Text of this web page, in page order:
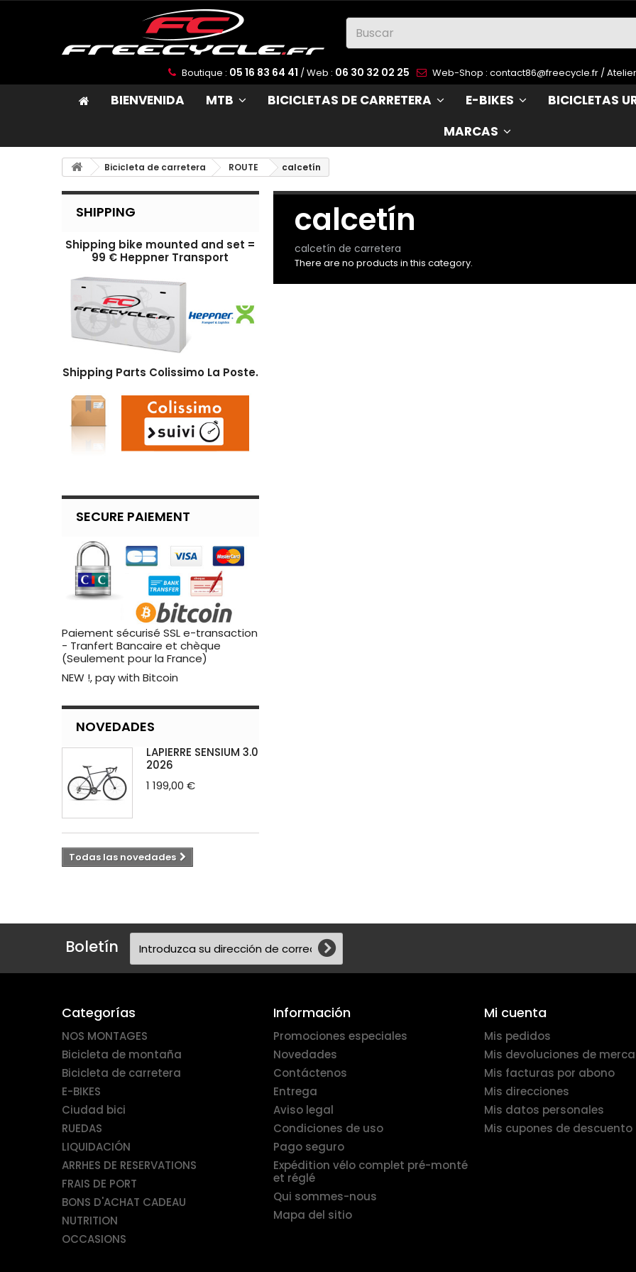
Boutique : 05 16 83 64 41 / Web : 06 30 32 02 25 Web-Shop : contact86@freecycle.fr /
BIENVENIDA MTB BICICLETAS DE CARRETERA E-BIKES BICICLETAS
MARCAS
Bicicleta de carretera ROUTE calcetín
SHIPPING
Shipping bike mounted and set =
99 € Heppner Transport
Shipping Parts Colissimo La Poste.
SECURE PAIEMENT
Paiement sécurisé SSL e-transaction
- Tranfert Bancaire et chèque
(Seulement pour la France)
NEW !, pay with Bitcoin
NOVEDADES
LAPIERRE SENSIUM 3.0
2026
1 199,00 €
Todas las novedades
calcetín
calcetín de carretera
There are no products in this category.
Boletín
Categorías
NOS MONTAGES
Bicicleta de montaña
Bicicleta de carretera
E-BIKES
Ciudad bici
RUEDAS
LIQUIDACIÓN
ARRHES DE RESERVATIONS
FRAIS DE PORT
BONS D'ACHAT CADEAU
NUTRITION
OCCASIONS
Información
Promociones especiales
Novedades
Contáctenos
Entrega
Aviso legal
Condiciones de uso
Pago seguro
Expédition vélo complet pré-monté
et réglé
Qui sommes-nous
Mapa del sitio
Mi cuenta
Mis pedidos
Mis devoluciones de
Mis facturas por abono
Mis direcciones
Mis datos personales
Mis cupones de descuento